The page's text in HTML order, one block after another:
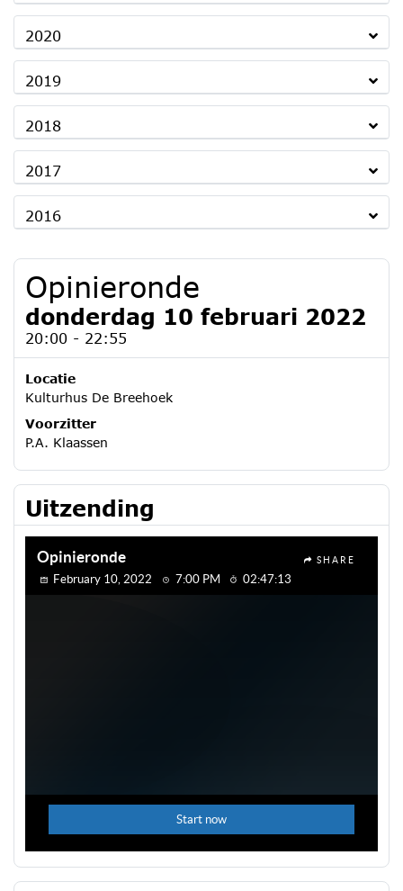
2020
2019
2018
2017
2016
Opinieronde
donderdag 10 februari 2022
20:00 - 22:55
Locatie
Kulturhus De Breehoek
Voorzitter
P.A. Klaassen
Uitzending